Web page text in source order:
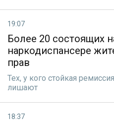
19:07
Более 20 состоящих
наркодиспансере
прав
Тех, у кого стойкая
лишают
18:37